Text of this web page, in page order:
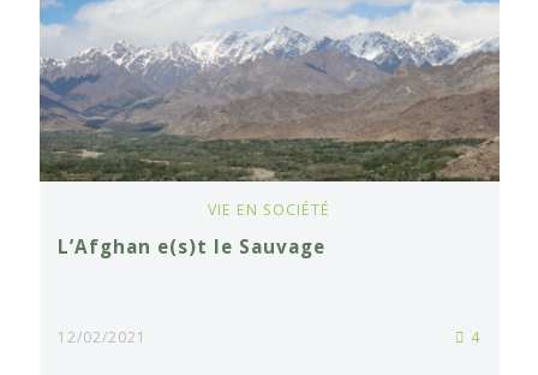
VIE EN SOCIÉTÉ
L’Afghan e(s)t le Sauvage
12/02/2021 4